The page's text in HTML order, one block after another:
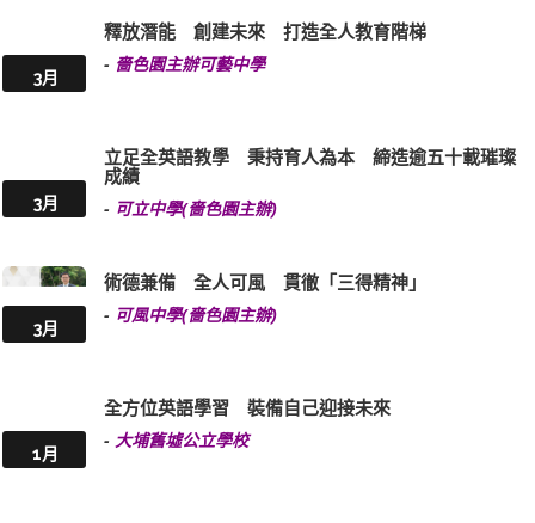
3月
釋放潛能 創建未來 打造全人教育階梯
- 嗇色園主辦可藝中學
3月
立足全英語教學 秉持育人為本 締造逾五十載璀璨
成績
- 可立中學(嗇色園主辦)
3月
術德兼備 全人可風 貫徹「三得精神」
- 可風中學(嗇色園主辦)
1月
全方位英語學習 裝備自己迎接未來
- 大埔舊墟公立學校